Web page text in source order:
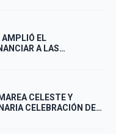
AMPLIÓ EL
A LAS
CELESTE Y
CELEBRACIÓN DE